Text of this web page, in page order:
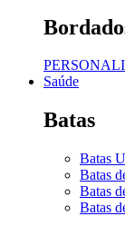
Saúde
Batas
Batas
Batas
Batas
Batas